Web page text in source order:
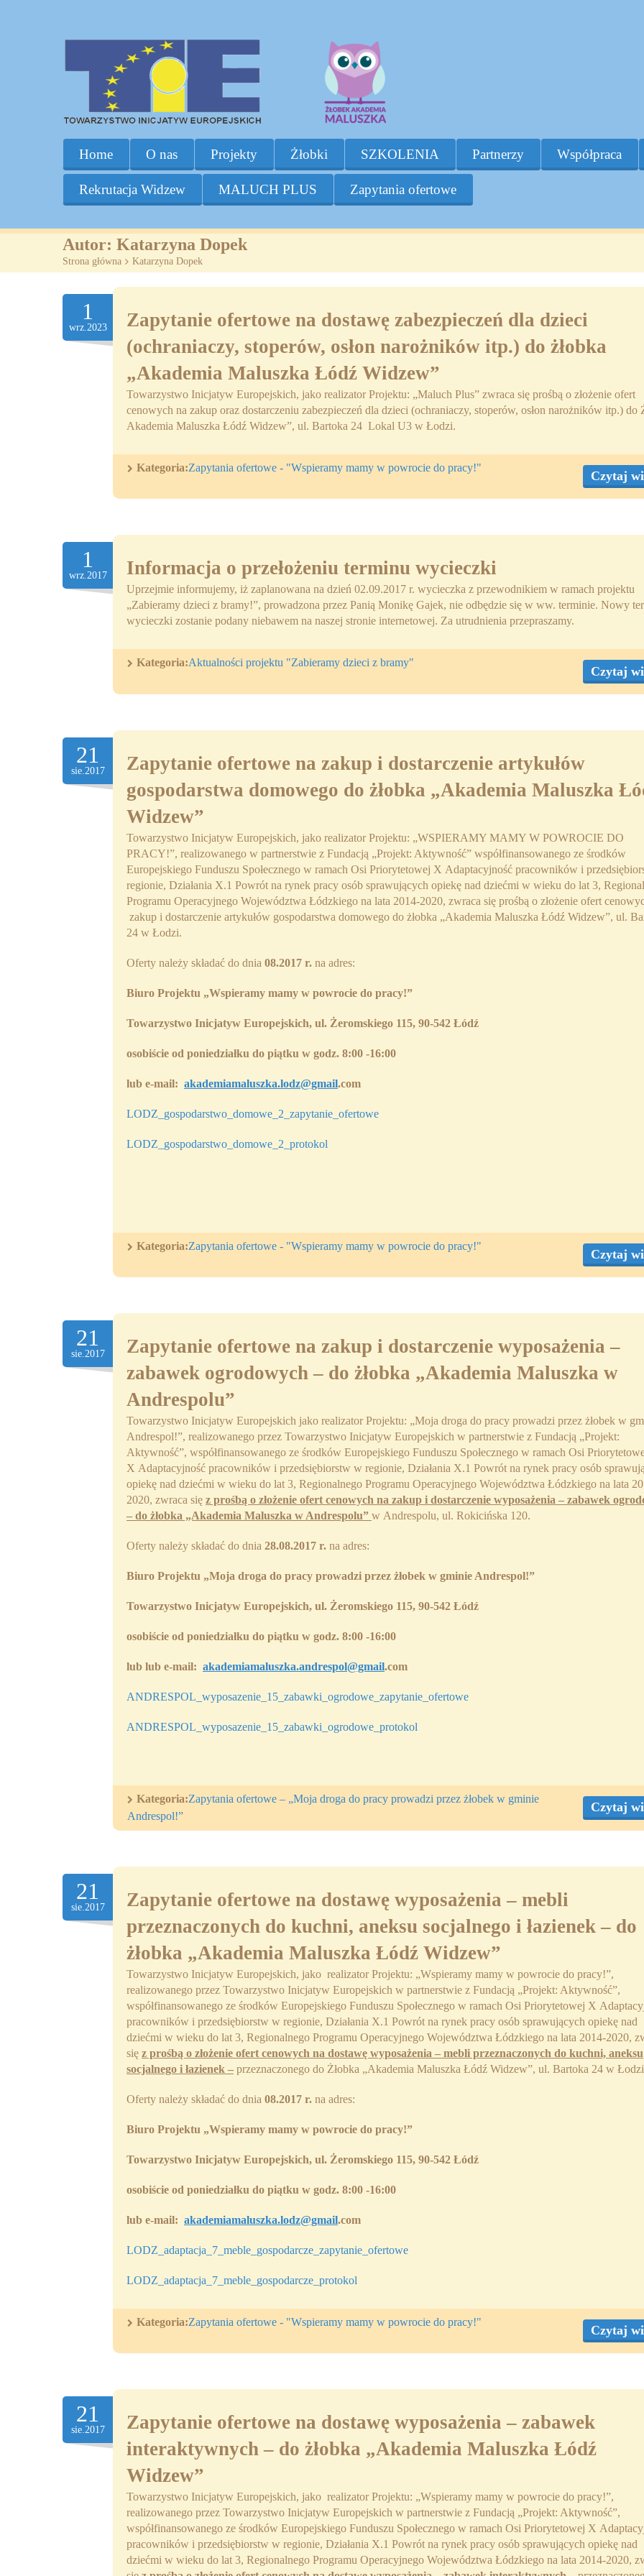
Home O nas Projekty Żłobki SZKOLENIA Partnerzy Współpraca
Rekrutacja Widzew MALUCH PLUS Zapytania ofertowe
Autor: Katarzyna Dopek
Strona główna > Katarzyna Dopek
1
wrz.2023
Zapytanie ofertowe na dostawę zabezpieczeń dla dzieci
(ochraniaczy, stoperów, osłon narożników itp.) do żłobka
„Akademia Maluszka Łódź Widzew”
Towarzystwo Inicjatyw Europejskich, jako realizator Projektu: „Maluch Plus” zwraca się prośbą o złożenie ofert
cenowych na zakup oraz dostarczeniu zabezpieczeń dla dzieci (ochraniaczy, stoperów, osłon narożników itp.) do
Akademia Maluszka Łódź Widzew”, ul. Bartoka 24 Lokal U3 w Łodzi.
Czytaj
Kategoria:Zapytania ofertowe - "Wspieramy mamy w powrocie do pracy!"
1
wrz.2017 Informacja o przełożeniu terminu wycieczki
Uprzejmie informujemy, iż zaplanowana na dzień 02.09.2017 r. wycieczka z przewodnikiem w ramach projektu
„Zabieramy dzieci z bramy!”, prowadzona przez Panią Monikę Gajek, nie odbędzie się w ww. terminie. Nowy
wycieczki zostanie podany niebawem na naszej stronie internetowej. Za utrudnienia przepraszamy.
Czytaj
Kategoria:Aktualności projektu "Zabieramy dzieci z bramy"
21
sie.2017
Zapytanie ofertowe na zakup i dostarczenie artykułów
gospodarstwa domowego do żłobka „Akademia Maluszka
Widzew”
Towarzystwo Inicjatyw Europejskich, jako realizator Projektu: „WSPIERAMY MAMY W POWROCIE DO
PRACY!”, realizowanego w partnerstwie z Fundacją „Projekt: Aktywność” współfinansowanego ze środków
Europejskiego Funduszu Społecznego w ramach Osi Priorytetowej X Adaptacyjność pracowników i
regionie, Działania X.1 Powrót na rynek pracy osób sprawujących opiekę nad dziećmi w wieku do lat 3,
Programu Operacyjnego Województwa Łódzkiego na lata 2014-2020, zwraca się prośbą o złożenie ofert
zakup i dostarczenie artykułów gospodarstwa domowego do żłobka „Akademia Maluszka Łódź Widzew”, ul.
24 w Łodzi.
Oferty należy składać do dnia 08.2017 r. na adres:
Biuro Projektu „Wspieramy mamy w powrocie do pracy!”
Towarzystwo Inicjatyw Europejskich, ul. Żeromskiego 115, 90-542 Łódź
osobiście od poniedziałku do piątku w godz. 8:00 -16:00
lub e-mail: akademiamaluszka.lodz@gmail.com
LODZ_gospodarstwo_domowe_2_zapytanie_ofertowe
LODZ_gospodarstwo_domowe_2_protokol
Czytaj
Kategoria:Zapytania ofertowe - "Wspieramy mamy w powrocie do pracy!"
21
sie.2017
Zapytanie ofertowe na zakup i dostarczenie wyposażenia –
zabawek ogrodowych – do żłobka „Akademia Maluszka w
Andrespolu”
Towarzystwo Inicjatyw Europejskich jako realizator Projektu: „Moja droga do pracy prowadzi przez żłobek w
Andrespol!”, realizowanego przez Towarzystwo Inicjatyw Europejskich w partnerstwie z Fundacją „Projekt:
Aktywność”, współfinansowanego ze środków Europejskiego Funduszu Społecznego w ramach Osi
X Adaptacyjność pracowników i przedsiębiorstw w regionie, Działania X.1 Powrót na rynek pracy osób
opiekę nad dziećmi w wieku do lat 3, Regionalnego Programu Operacyjnego Województwa Łódzkiego na lata
2020, zwraca się z prośbą o złożenie ofert cenowych na zakup i dostarczenie wyposażenia – zabawek
– do żłobka „Akademia Maluszka w Andrespolu” w Andrespolu, ul. Rokicińska 120.
Oferty należy składać do dnia 28.08.2017 r. na adres:
Biuro Projektu „Moja droga do pracy prowadzi przez żłobek w gminie Andrespol!”
Towarzystwo Inicjatyw Europejskich, ul. Żeromskiego 115, 90-542 Łódź
osobiście od poniedziałku do piątku w godz. 8:00 -16:00
lub lub e-mail: akademiamaluszka.andrespol@gmail.com
ANDRESPOL_wyposazenie_15_zabawki_ogrodowe_zapytanie_ofertowe
ANDRESPOL_wyposazenie_15_zabawki_ogrodowe_protokol
Czytaj
Kategoria:Zapytania ofertowe – „Moja droga do pracy prowadzi przez żłobek w gminie
Andrespol!”
21
sie.2017
Zapytanie ofertowe na dostawę wyposażenia – mebli
przeznaczonych do kuchni, aneksu socjalnego i łazienek – do
żłobka „Akademia Maluszka Łódź Widzew”
Towarzystwo Inicjatyw Europejskich, jako realizator Projektu: „Wspieramy mamy w powrocie do pracy!”,
realizowanego przez Towarzystwo Inicjatyw Europejskich w partnerstwie z Fundacją „Projekt: Aktywność”,
współfinansowanego ze środków Europejskiego Funduszu Społecznego w ramach Osi Priorytetowej X
pracowników i przedsiębiorstw w regionie, Działania X.1 Powrót na rynek pracy osób sprawujących opiekę nad
dziećmi w wieku do lat 3, Regionalnego Programu Operacyjnego Województwa Łódzkiego na lata 2014-2020,
się z prośbą o złożenie ofert cenowych na dostawę wyposażenia – mebli przeznaczonych do kuchni, aneksu
socjalnego i łazienek – przeznaczonego do Żłobka „Akademia Maluszka Łódź Widzew”, ul. Bartoka 24 w
Oferty należy składać do dnia 08.2017 r. na adres:
Biuro Projektu „Wspieramy mamy w powrocie do pracy!”
Towarzystwo Inicjatyw Europejskich, ul. Żeromskiego 115, 90-542 Łódź
osobiście od poniedziałku do piątku w godz. 8:00 -16:00
lub e-mail: akademiamaluszka.lodz@gmail.com
LODZ_adaptacja_7_meble_gospodarcze_zapytanie_ofertowe
LODZ_adaptacja_7_meble_gospodarcze_protokol
Czytaj
Kategoria:Zapytania ofertowe - "Wspieramy mamy w powrocie do pracy!"
21
sie.2017
Zapytanie ofertowe na dostawę wyposażenia – zabawek
interaktywnych – do żłobka „Akademia Maluszka Łódź
Widzew”
Towarzystwo Inicjatyw Europejskich, jako realizator Projektu: „Wspieramy mamy w powrocie do pracy!”,
realizowanego przez Towarzystwo Inicjatyw Europejskich w partnerstwie z Fundacją „Projekt: Aktywność”,
współfinansowanego ze środków Europejskiego Funduszu Społecznego w ramach Osi Priorytetowej X
pracowników i przedsiębiorstw w regionie, Działania X.1 Powrót na rynek pracy osób sprawujących opiekę nad
dziećmi w wieku do lat 3, Regionalnego Programu Operacyjnego Województwa Łódzkiego na lata 2014-2020,